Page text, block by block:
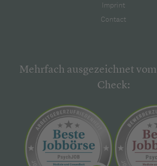
Imprint
Contact
Mehrfach ausgezeichnet vom
Check: